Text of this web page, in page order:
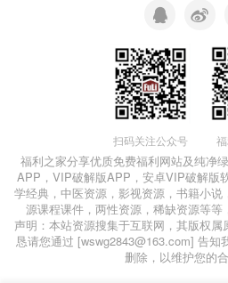
扫码关注公众号
福利之家分享优质免费福利网站及纯净
APP ， VIP破解版APP ， 安卓VIP破解版
学经典，中医资源，影视资源，书籍小
源课程课件，两性资源，稀缺资源等
声明：本站资源搜集于互联网，其版权属
恳请您通过 [wswg2843@163.com] 告知
删除，以维护您的合